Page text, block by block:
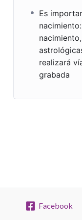
Es
realizará
grabada
Facebook